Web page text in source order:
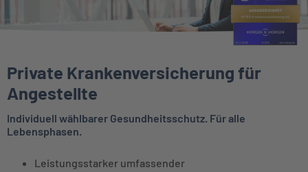
Private Krankenversicherung für
Angestellte
Individuell wählbarer Gesundheitsschutz. Für alle
Lebensphasen.
Leistungsstarker umfassender